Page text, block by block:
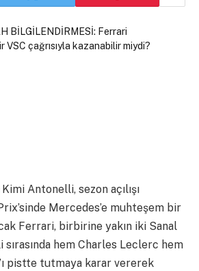
Antonelli, sezon açılışı
Mercedes’e muhteşem bir
Ferrari, birbirine yakın iki Sanal
hem Charles Leclerc hem
pistte tutmaya karar vererek